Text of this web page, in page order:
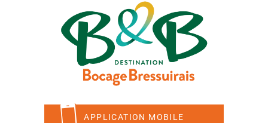
APPLICATION MOBILE